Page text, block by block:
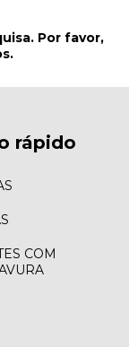
Por favor,
rápido
COM